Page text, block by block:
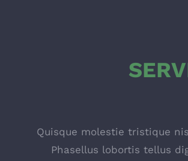
Quisque molestie tristique
Phasellus lobortis tellus